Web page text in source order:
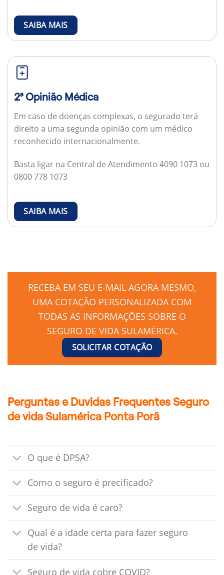
SAIBA MAIS
2ª Opinião Médica
Em caso de doenças complexas, o segurado terá
direito a uma segunda opinião com um médico
reconhecido internacionalmente.
Basta ligar na Central de Atendimento 4090 1073 ou
0800 778 1073
SAIBA MAIS
RECEBA EM SEU E-MAIL AGORA MESMO,
UMA COTAÇÃO PERSONALIZADA COM
TODAS AS INFORMAÇÕES SOBRE O
SEGURO DE VIDA SULAMÉRICA.
SOLICITAR COTAÇÃO
Perguntas e Duvidas Frequentes Seguro
de vida Sulamérica Ponta Porã
O que é DPSA?
Como o seguro é precificado?
Seguro de vida é caro?
Qual é a idade certa para fazer seguro
de vida?
Seguro de vida cobre COVID?